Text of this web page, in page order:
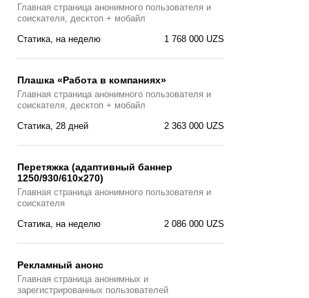
Главная страницa анонимного пользователя и
соискателя, десктоп + мобайл
1 768 000 UZS
Статика, на неделю
Плашка «Работа в компаниях»
Главная страницa анонимного пользователя и
соискателя, десктоп + мобайл
2 363 000 UZS
Статика, 28 дней
Перетяжка (адаптивный баннер
1250/930/610х270)
Главная страницa анонимного пользователя и
соискателя
2 086 000 UZS
Статика, на неделю
Рекламный анонс
Главная страница анонимных и
зарегистрированных пользователей